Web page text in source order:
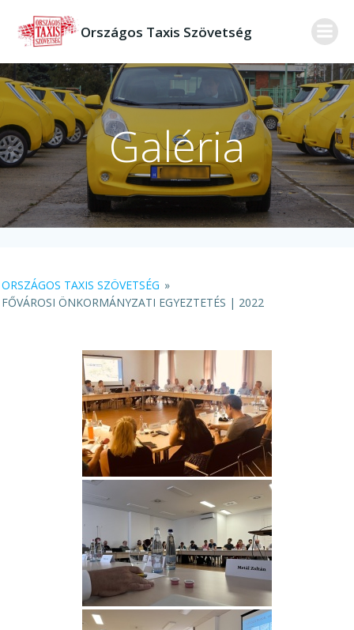
to
Országos Taxis Szövetség
Galéria
ORSZÁGOS TAXIS SZÖVETSÉG »
FŐVÁROSI ÖNKORMÁNYZATI EGYEZTETÉS | 2022